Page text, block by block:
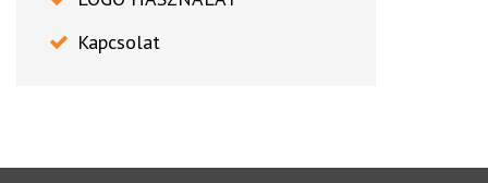
Kapcsolat